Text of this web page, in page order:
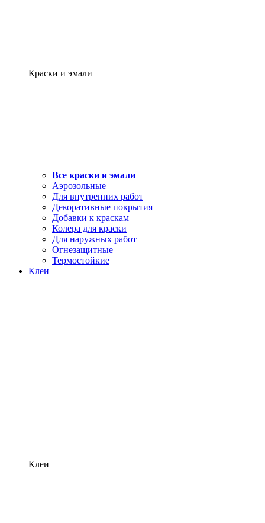
Краски и эмали
Все краски и эмали
Аэрозольные
Для внутренних работ
Декоративные покрытия
Добавки к краскам
Колера для краски
Для наружных работ
Огнезащитные
Термостойкие
Клеи
Клеи